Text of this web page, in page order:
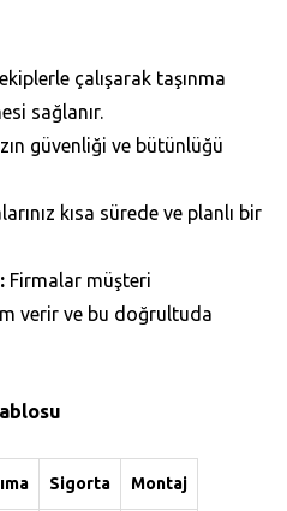
çalışarak taşınma
sağlanır.
güvenliği ve bütünlüğü
kısa sürede ve planlı bir
Firmalar müşteri
verir ve bu doğrultuda
Sigorta Montaj